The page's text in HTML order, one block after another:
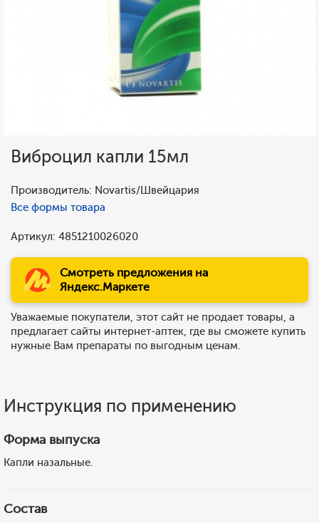
Виброцил капли 15мл
Производитель: Novartis/Швейцария
Все формы товара
Артикул: 4851210026020
Смотреть предложения на
Яндекс.Маркете
Уважаемые покупатели, этот сайт не продает товары, а
предлагает сайты интернет-аптек, где вы сможете купить
нужные Вам препараты по выгодным ценам.
Инструкция по применению
Форма выпуска
Капли назальные.
Состав